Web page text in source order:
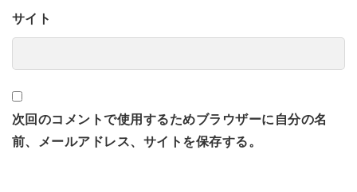
サイト
次回のコメントで使用するためブラウザーに自分の名
前、メールアドレス、サイトを保存する。